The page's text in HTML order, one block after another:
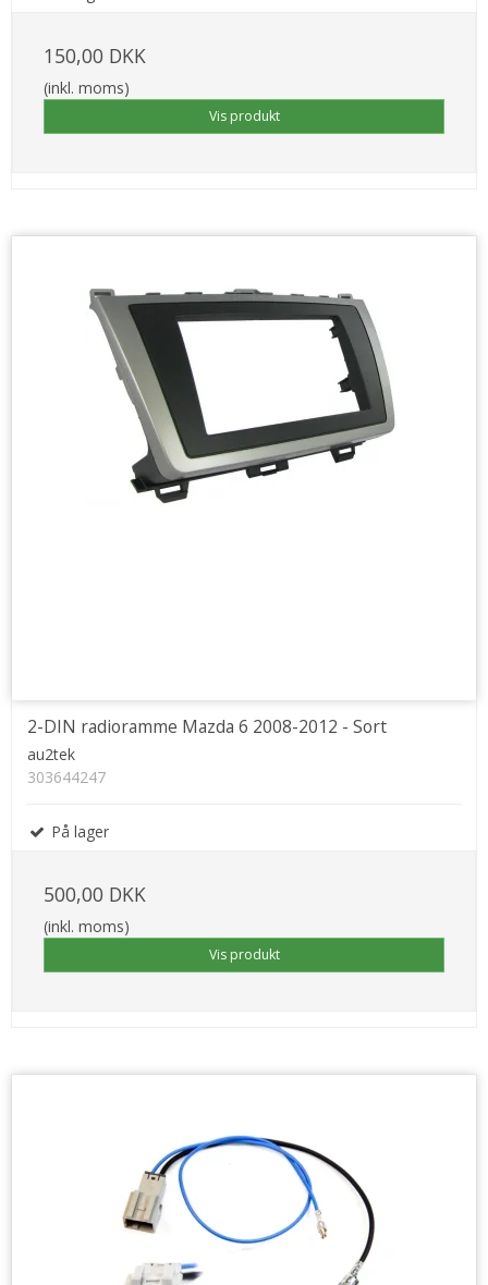
150,00 DKK
(inkl. moms)
Vis produkt
2-DIN radioramme Mazda 6 2008-2012 - Sort
au2tek
303644247
På lager
500,00 DKK
(inkl. moms)
Vis produkt